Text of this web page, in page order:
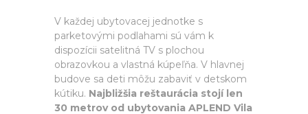
V každej ubytovacej jednotke s
parketovými podlahami sú vám k
dispozícii satelitná TV s plochou
obrazovkou a vlastná kúpeľňa. V hlavnej
budove sa deti môžu zabaviť v detskom
kútiku. Najbližšia reštaurácia stojí len
30 metrov od ubytovania APLEND Vila